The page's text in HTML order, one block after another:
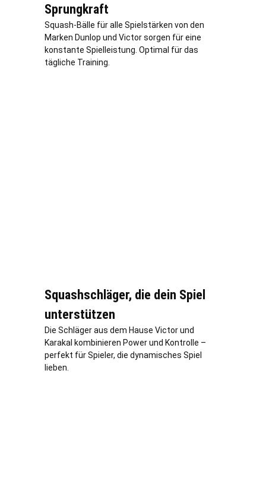
Sprungkraft
Squash-Bälle für alle Spielstärken von den
Marken Dunlop und Victor sorgen für eine
konstante Spielleistung. Optimal für das
tägliche Training.
Squashschläger, die dein Spiel
unterstützen
Die Schläger aus dem Hause Victor und
Karakal kombinieren Power und Kontrolle –
perfekt für Spieler, die dynamisches Spiel
lieben.